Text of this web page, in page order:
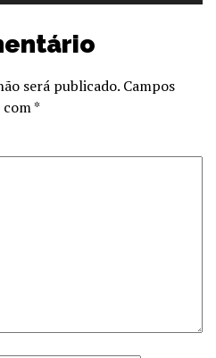
será publicado. Campos
com*